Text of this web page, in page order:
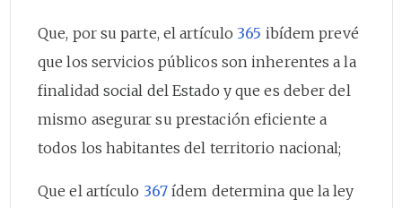
Que, por su parte, el artículo 365 ibídem prevé
que los servicios públicos son inherentes a la
finalidad social del Estado y que es deber del
mismo asegurar su prestación eficiente a
todos los habitantes del territorio nacional;
Que el artículo 367ídem determina que la ley